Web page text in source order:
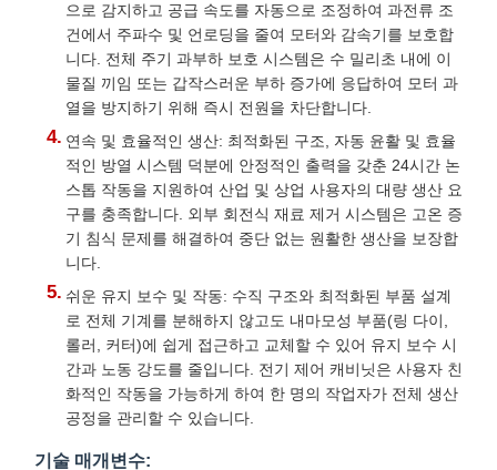
으로 감지하고 공급 속도를 자동으로 조정하여 과전류 조
건에서 주파수 및 언로딩을 줄여 모터와 감속기를 보호합
니다. 전체 주기 과부하 보호 시스템은 수 밀리초 내에 이
물질 끼임 또는 갑작스러운 부하 증가에 응답하여 모터 과
열을 방지하기 위해 즉시 전원을 차단합니다.
연속 및 효율적인 생산: 최적화된 구조, 자동 윤활 및 효율
적인 방열 시스템 덕분에 안정적인 출력을 갖춘 24시간 논
스톱 작동을 지원하여 산업 및 상업 사용자의 대량 생산 요
구를 충족합니다. 외부 회전식 재료 제거 시스템은 고온 증
기 침식 문제를 해결하여 중단 없는 원활한 생산을 보장합
니다.
쉬운 유지 보수 및 작동: 수직 구조와 최적화된 부품 설계
로 전체 기계를 분해하지 않고도 내마모성 부품(링 다이,
롤러, 커터)에 쉽게 접근하고 교체할 수 있어 유지 보수 시
간과 노동 강도를 줄입니다. 전기 제어 캐비닛은 사용자 친
화적인 작동을 가능하게 하여 한 명의 작업자가 전체 생산
공정을 관리할 수 있습니다.
기술 매개변수: